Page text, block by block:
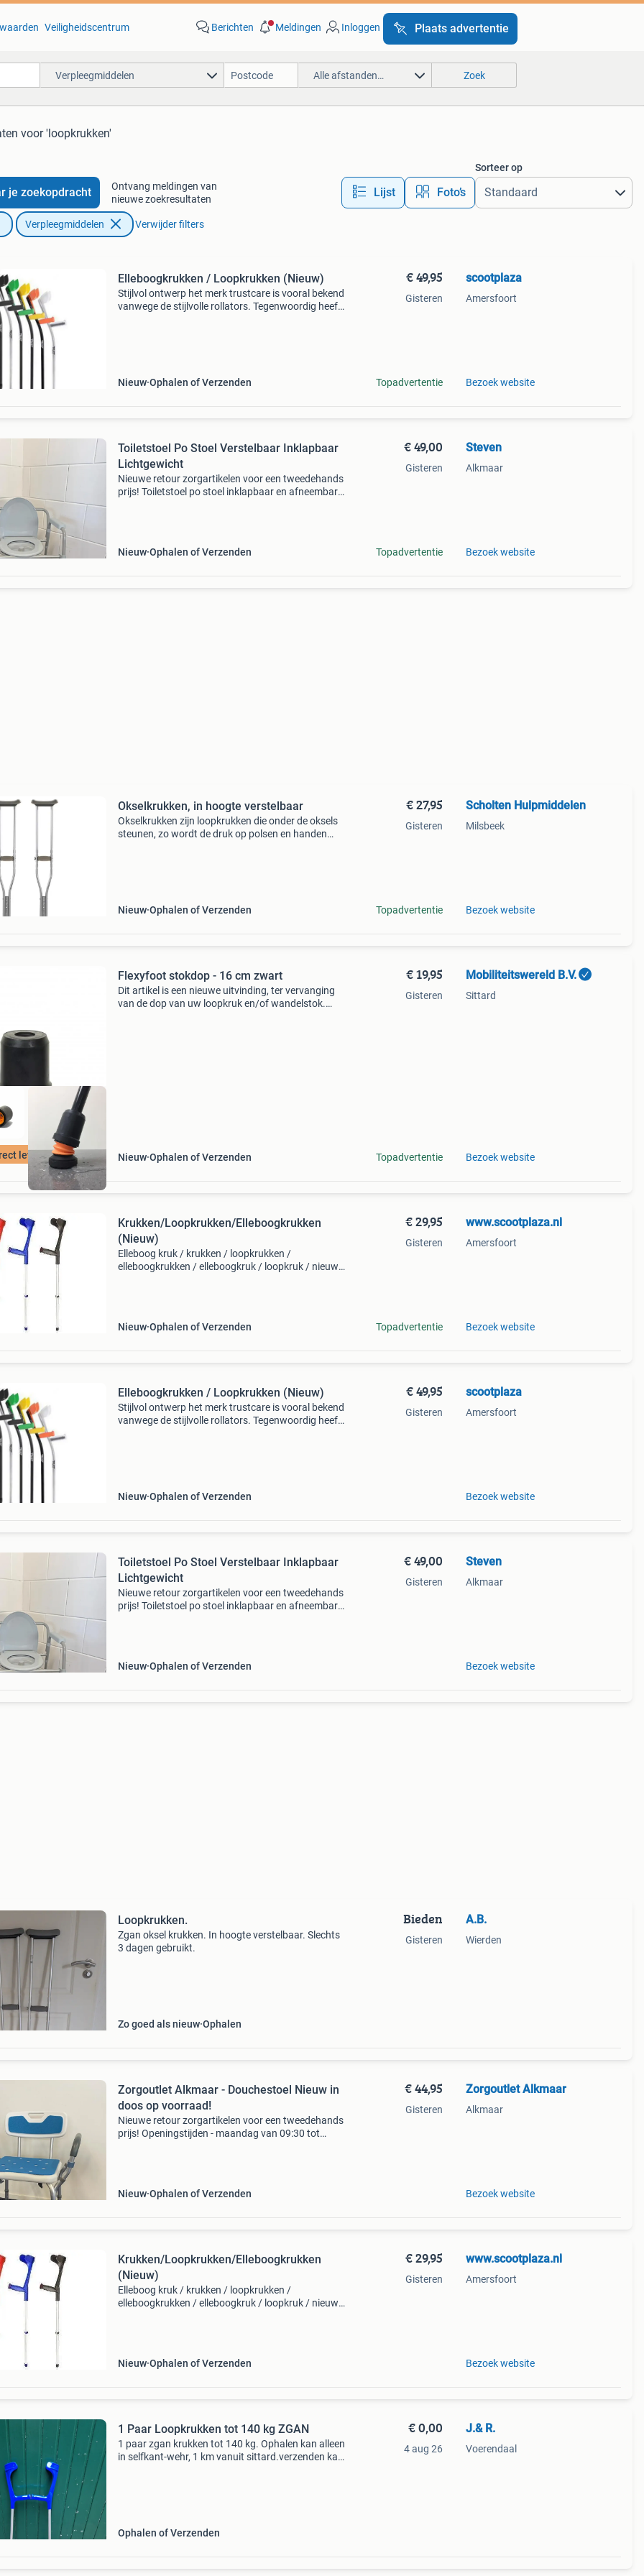
Veiligheidscentrum Berichten Meldingen Inloggen Plaats advertentie
Verpleegmiddelen Alle afstanden… Zoek
voor 'loopkrukken'
je zoekopdracht
Ontvang meldingen van
nieuwe zoekresultaten
Lijst Foto’s
Sorteer op
Verpleegmiddelen Verwijder filters
Elleboogkrukken / Loopkrukken (Nieuw)
Stijlvol ontwerp het merk trustcare is vooral bekend
vanwege de stijlvolle rollators. Tegenwoordig heeft
Nieuw Ophalen of Verzenden
€ 49,95
Gisteren
Topadvertentie
scootplaza
Amersfoort
Bezoek website
Toiletstoel Po Stoel Verstelbaar Inklapbaar
Lichtgewicht
Nieuwe retour zorgartikelen voor een tweedehands
prijs! Toiletstoel po stoel inklapbaar en afneembare
Nieuw Ophalen of Verzenden
€ 49,00
Gisteren
Topadvertentie
Steven
Alkmaar
Bezoek website
Okselkrukken, in hoogte verstelbaar
Okselkrukken zijn loopkrukken die onder de oksels
steunen, zo wordt de druk op polsen en handen
Nieuw Ophalen of Verzenden
€ 27,95
Gisteren
Topadvertentie
Scholten Hulpmiddelen
Milsbeek
Bezoek website
leverbaar
Flexyfoot stokdop - 16 cm zwart
Dit artikel is een nieuwe uitvinding, ter vervanging
van de dop van uw loopkruk en/of wandelstok.
Nieuw Ophalen of Verzenden
€ 19,95
Gisteren
Topadvertentie
Mobiliteitswereld B.V.
Sittard
Bezoek website
Krukken/Loopkrukken/Elleboogkrukken
(Nieuw)
Elleboog kruk / krukken / loopkrukken /
elleboogkrukken / elleboogkruk / loopkruk / nieuw
Nieuw Ophalen of Verzenden
€ 29,95
Gisteren
Topadvertentie
www.scootplaza.nl
Amersfoort
Bezoek website
Elleboogkrukken / Loopkrukken (Nieuw)
Stijlvol ontwerp het merk trustcare is vooral bekend
vanwege de stijlvolle rollators. Tegenwoordig heeft
Nieuw Ophalen of Verzenden
€ 49,95
Gisteren
scootplaza
Amersfoort
Bezoek website
Toiletstoel Po Stoel Verstelbaar Inklapbaar
Lichtgewicht
Nieuwe retour zorgartikelen voor een tweedehands
prijs! Toiletstoel po stoel inklapbaar en afneembare
Nieuw Ophalen of Verzenden
€ 49,00
Gisteren
Steven
Alkmaar
Bezoek website
Loopkrukken.
Zgan oksel krukken. In hoogte verstelbaar. Slechts
3 dagen gebruikt.
Zo goed als nieuw Ophalen
Bieden
Gisteren
A.B.
Wierden
Zorgoutlet Alkmaar - Douchestoel Nieuw in
doos op voorraad!
Nieuwe retour zorgartikelen voor een tweedehands
prijs! Openingstijden - maandag van 09:30 tot
Nieuw Ophalen of Verzenden
€ 44,95
Gisteren
Zorgoutlet Alkmaar
Alkmaar
Bezoek website
Krukken/Loopkrukken/Elleboogkrukken
(Nieuw)
Elleboog kruk / krukken / loopkrukken /
elleboogkrukken / elleboogkruk / loopkruk / nieuw
Nieuw Ophalen of Verzenden
€ 29,95
Gisteren
www.scootplaza.nl
Amersfoort
Bezoek website
1 Paar Loopkrukken tot 140 kg ZGAN
1 paar zgan krukken tot 140 kg. Ophalen kan alleen
in selfkant-wehr, 1 km vanuit sittard.verzenden kan
Ophalen of Verzenden
€ 0,00
4 aug 26
J.& R.
Voerendaal